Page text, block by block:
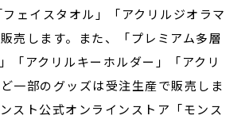
ェイスタオル」「アクリルジオラマ
売します。また、「プレミアム多層
「アクリルキーホルダー」「アクリ
一部のグッズは受注生産で販売しま
スト公式オンラインストア「モンス